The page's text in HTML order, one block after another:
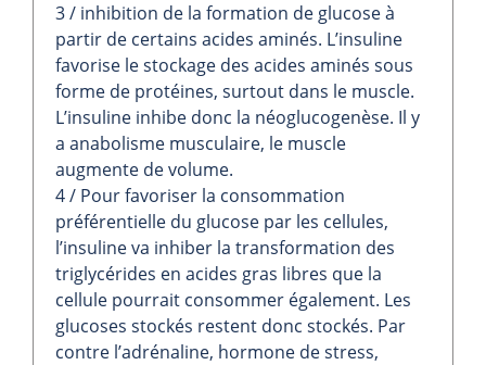
3 / inhibition de la formation de glucose à
partir de certains acides aminés. L’insuline
favorise le stockage des acides aminés sous
forme de protéines, surtout dans le muscle.
L’insuline inhibe donc la néoglucogenèse. Il y
a anabolisme musculaire, le muscle
augmente de volume.
4 / Pour favoriser la consommation
préférentielle du glucose par les cellules,
l’insuline va inhiber la transformation des
triglycérides en acides gras libres que la
cellule pourrait consommer également. Les
glucoses stockés restent donc stockés. Par
contre l’adrénaline, hormone de stress,